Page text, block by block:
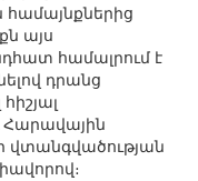
այս
համալրում է
դրանց
Հարավային
վտանգվածության